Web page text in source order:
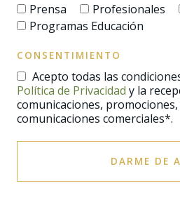
Prensa Profesionales
Programas Educación
CONSENTIMIENTO
Acepto todas las
Política de Privacidad y la recepción de
comunicaciones,
comunicaciones comerciales*.
DARME DE